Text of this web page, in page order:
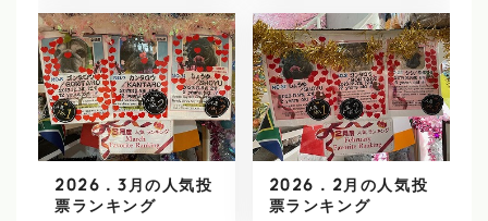
2026．3月の人気投
票ランキング
2026．2月の人気投
票ランキング